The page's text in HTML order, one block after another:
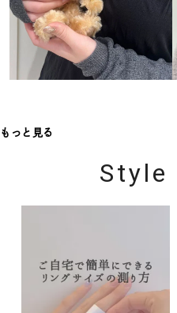
もっと見る
Style